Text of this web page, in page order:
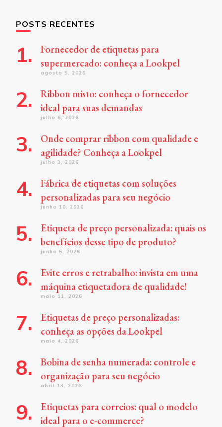
POSTS RECENTES
Fornecedor de etiquetas para
supermercado: conheça a Lookpel
agosto 5, 2026
Ribbon misto: conheça o fornecedor
ideal para suas demandas
julho 6, 2026
Onde comprar ribbon com qualidade e
agilidade? Conheça a Lookpel
julho 3, 2026
Fábrica de etiquetas com soluções
personalizadas para seu negócio
junho 10, 2026
Etiqueta de preço personalizada: quais os
benefícios desse tipo de produto?
junho 5, 2026
Evite erros e retrabalho: invista em uma
máquina etiquetadora de qualidade!
maio 11, 2026
Etiquetas de preço personalizadas:
conheça as opções da Lookpel
maio 4, 2026
Bobina de senha numerada: controle e
organização para seu negócio
abril 13, 2026
Etiquetas para correios: qual o modelo
ideal para o e-commerce?